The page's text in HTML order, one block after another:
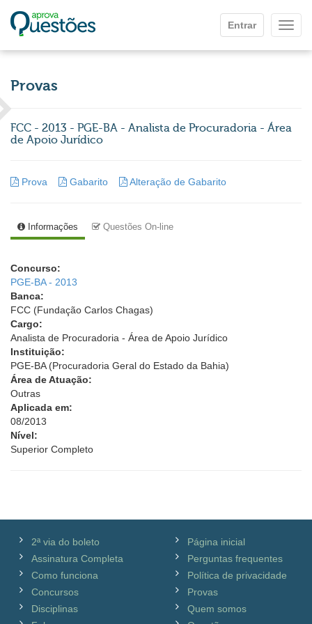
Entrar
Provas
FCC - 2013 - PGE-BA - Analista de Procuradoria - Área
de Apoio Jurídico
Prova Gabarito Alteração de Gabarito
Informações Questões On-line
Concurso:
PGE-BA - 2013
Banca:
FCC (Fundação Carlos Chagas)
Cargo:
Analista de Procuradoria - Área de Apoio Jurídico
Instituição:
PGE-BA (Procuradoria Geral do Estado da Bahia)
Área de Atuação:
Outras
Aplicada em:
08/2013
Nível:
Superior Completo
2ª via do boleto
Assinatura Completa
Como funciona
Concursos
Disciplinas
Página inicial
Perguntas frequentes
Política de privacidade
Provas
Quem somos